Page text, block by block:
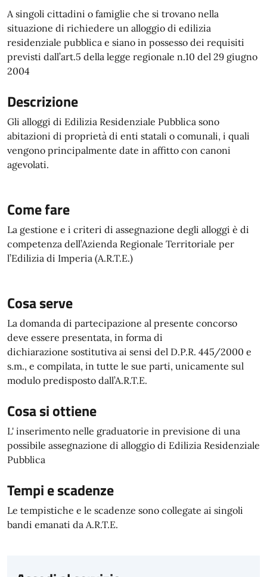
A singoli cittadini o famiglie che si trovano nella
situazione di richiedere un alloggio di edilizia
residenziale pubblica e siano in possesso dei requisiti
previsti dall’art.5 della legge regionale n.10 del 29 giugno
2004
Descrizione
Gli alloggi di Edilizia Residenziale Pubblica sono
abitazioni di proprietà di enti statali o comunali, i quali
vengono principalmente date in affitto con canoni
agevolati.
Come fare
La gestione e i criteri di assegnazione degli alloggi è di
competenza dell’Azienda Regionale Territoriale per
l’Edilizia di Imperia (A.R.T.E.)
Cosa serve
La domanda di partecipazione al presente concorso
deve essere presentata, in forma di
dichiarazione sostitutiva ai sensi del D.P.R. 445/2000 e
s.m., e compilata, in tutte le sue parti, unicamente sul
modulo predisposto dall’A.R.T.E.
Cosa si ottiene
L' inserimento nelle graduatorie in previsione di una
possibile assegnazione di alloggio di Edilizia Residenziale
Pubblica
Tempi e scadenze
Le tempistiche e le scadenze sono collegate ai singoli
bandi emanati da A.R.T.E.